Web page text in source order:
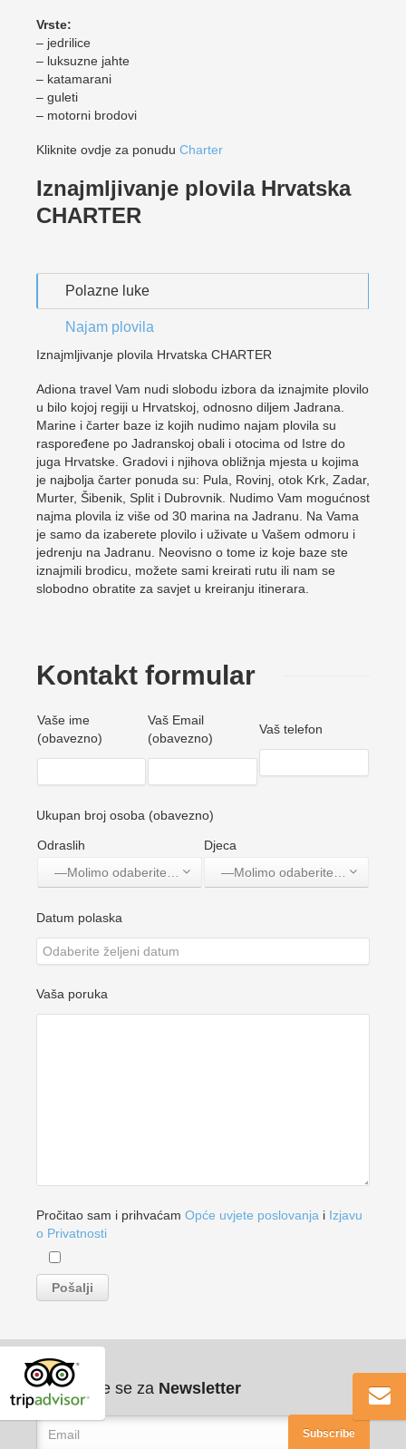
Vrste:
– jedrilice
– luksuzne jahte
– katamarani
– guleti
– motorni brodovi
Kliknite ovdje za ponudu Charter
Iznajmljivanje plovila Hrvatska
CHARTER
Polazne luke
Najam plovila
Iznajmljivanje plovila Hrvatska CHARTER
Adiona travel Vam nudi slobodu izbora da iznajmite plovilo
u bilo kojoj regiji u Hrvatskoj, odnosno diljem Jadrana.
Marine i čarter baze iz kojih nudimo najam plovila su
raspoređene po Jadranskoj obali i otocima od Istre do
juga Hrvatske. Gradovi i njihova obližnja mjesta u kojima
je najbolja čarter ponuda su: Pula, Rovinj, otok Krk, Zadar,
Murter, Šibenik, Split i Dubrovnik. Nudimo Vam mogućnost
najma plovila iz više od 30 marina na Jadranu. Na Vama
je samo da izaberete plovilo i uživate u Vašem odmoru i
jedrenju na Jadranu. Neovisno o tome iz koje baze ste
iznajmili brodicu, možete sami kreirati rutu ili nam se
slobodno obratite za savjet u kreiranju itinerara.
Kontakt formular
Vaše ime
(obavezno)
Vaš Email
(obavezno)
Vaš telefon
Ukupan broj osoba (obavezno)
Odraslih
—Molimo odaberite jednu opciju—
Djeca
—Molimo odaberite jednu opciju—
Datum polaska
Vaša poruka
Pročitao sam i prihvaćam Opće uvjete poslovanja i Izjavu
o Privatnosti
Pribilježite se za Newsletter
Subscribe